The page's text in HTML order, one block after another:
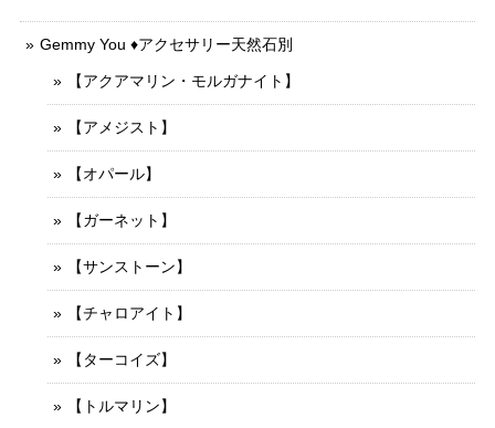
Gemmy You ♦︎アクセサリー天然石別
【アクアマリン・モルガナイト】
【アメジスト】
【オパール】
【ガーネット】
【サンストーン】
【チャロアイト】
【ターコイズ】
【トルマリン】